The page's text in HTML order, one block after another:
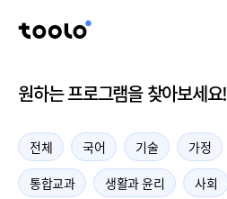
원하는 프로그램을 찾아보세요!
전체 국어 기술 가정
통합교과
생활과 윤리 사회